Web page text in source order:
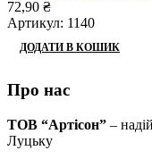
72,90 ₴
Артикул: 1140
ДОДАТИ В КОШИК
Про нас
ТОВ “Артісон” –
Луцьку